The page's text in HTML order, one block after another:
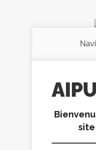
site